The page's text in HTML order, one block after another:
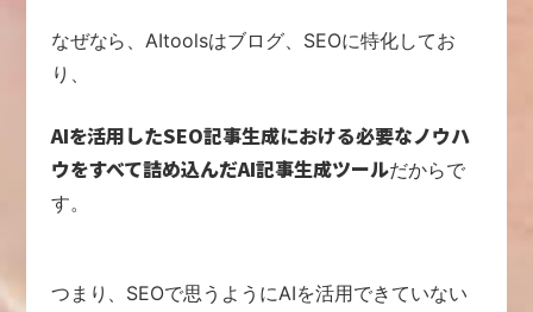
なぜなら、AItoolsはブログ、SEOに特化してお
り、
AIを活用したSEO記事生成における必要なノウハ
ウをすべて詰め込んだAI記事生成ツールだからで
す。
つまり、SEOで思うようにAIを活用できていない